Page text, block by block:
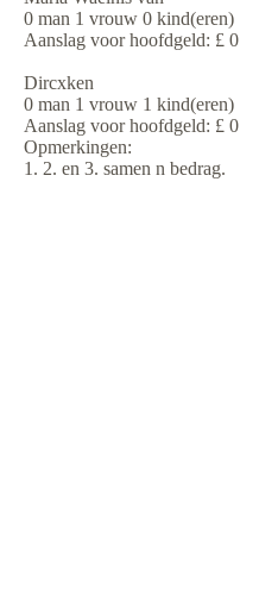
0 man 1 vrouw 0 kind(eren)
Aanslag voor hoofdgeld: £ 0
Dircxken
0 man 1 vrouw 1 kind(eren)
Aanslag voor hoofdgeld: £ 0
Opmerkingen:
1. 2. en 3. samen n bedrag.